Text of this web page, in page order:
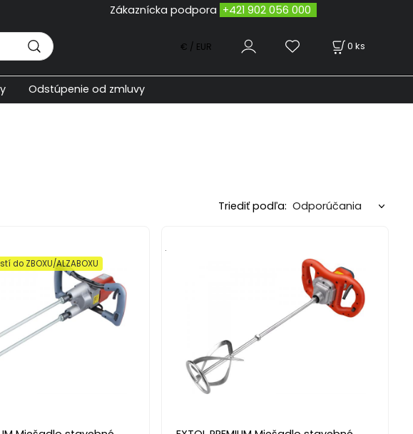
podpora +421 902 056 000
0 ks
€ / EUR
Odstúpenie od zmluvy
Triediť podľa:
do ZBOXU/ALZABOXU
.